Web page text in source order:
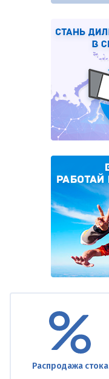
Распродажа стока